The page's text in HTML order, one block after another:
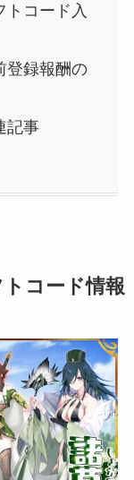
トコード入
登録報酬の
記事
トコード情報